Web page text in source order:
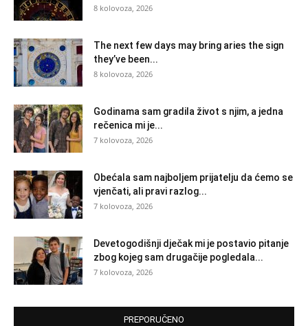
8 kolovoza, 2026
The next few days may bring aries the sign
they’ve been...
8 kolovoza, 2026
Godinama sam gradila život s njim, a jedna
rečenica mi je...
7 kolovoza, 2026
Obećala sam najboljem prijatelju da ćemo se
vjenčati, ali pravi razlog...
7 kolovoza, 2026
Devetogodišnji dječak mi je postavio pitanje
zbog kojeg sam drugačije pogledala...
7 kolovoza, 2026
PREPORUČENO